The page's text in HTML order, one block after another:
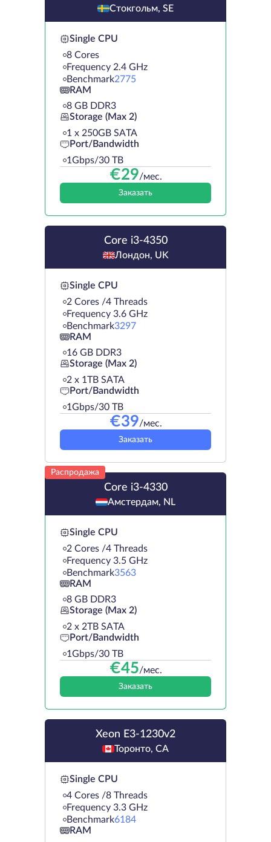
Стокгольм, SE
Single CPU
8 Cores
Frequency 2.4 GHz
Benchmark2775
RAM
8 GB DDR3
Storage (Max 2)
1 х 250GB SATA
Port/Bandwidth
1Gbps/30 TB
€29/мес.
Заказать
Core i3-4350
Лондон, UK
Single CPU
2 Cores /4 Threads
Frequency 3.6 GHz
Benchmark3297
RAM
16 GB DDR3
Storage (Max 2)
2 х 1TB SATA
Port/Bandwidth
1Gbps/30 TB
€39/мес.
Заказать
Распродажа
Core i3-4330
Амстердам, NL
Single CPU
2 Cores /4 Threads
Frequency 3.5 GHz
Benchmark3563
RAM
8 GB DDR3
Storage (Max 2)
2 х 2TB SATA
Port/Bandwidth
1Gbps/30 TB
€45/мес.
Заказать
Xeon E3-1230v2
Торонто, CA
Single CPU
4 Cores /8 Threads
Frequency 3.3 GHz
Benchmark6184
RAM